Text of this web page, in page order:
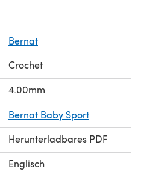
Bernat
Crochet
4.00mm
Bernat Baby Sport
Herunterladbares PDF
Englisch